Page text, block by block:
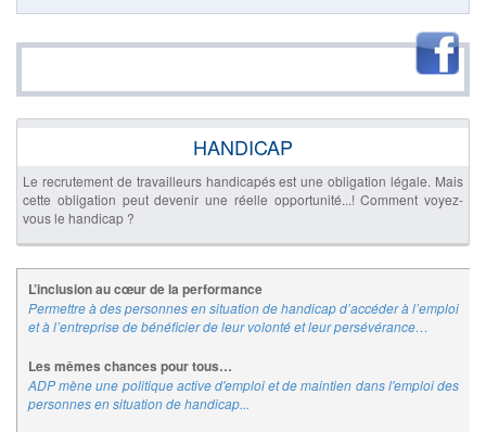
HANDICAP
Le recrutement de travailleurs handicapés est une obligation légale. Mais
cette obligation peut devenir une réelle opportunité...! Comment voyez-
vous le handicap ?
L’inclusion au cœur de la performance
Permettre à des personnes en situation de handicap d’accéder à l’emploi
et à l’entreprise de bénéficier de leur volonté et leur persévérance…
Les mêmes chances pour tous…
ADP mène une politique active d'emploi et de maintien dans l'emploi des
personnes en situation de handicap...